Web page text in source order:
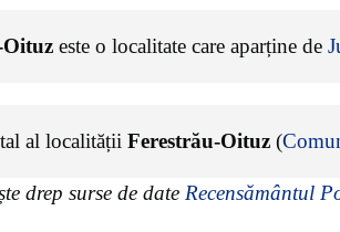
Oituz este o localitate care aparține de
al localității Ferestrău-Oituz (
drep surse de date Recensământul